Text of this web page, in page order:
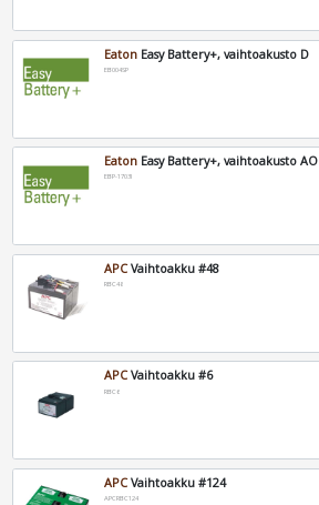
Eaton Easy Battery+, vaihtoakusto D
EB004SP
Eaton Easy Battery+, vaihtoakusto AO
EBP-1703I
APCVaihtoakku #48
RBC48
APCVaihtoakku #6
RBC6
APCVaihtoakku #124
APCRBC124